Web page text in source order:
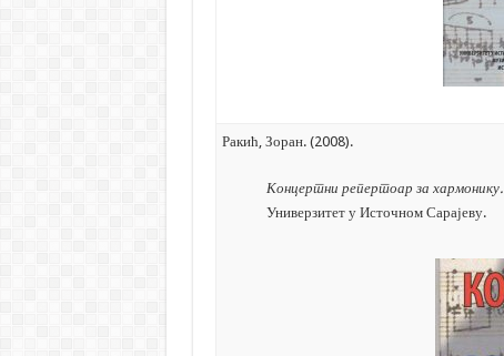
Ракић, Зоран. (2008).
Концертни репертоар за хармонику.
Универзитет у Источном Сарајеву.